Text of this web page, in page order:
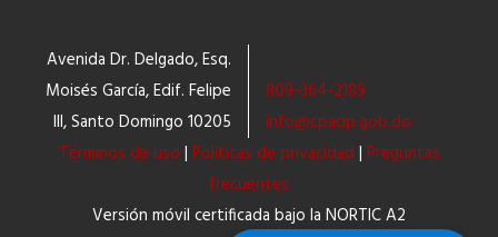
Avenida Dr. Delgado, Esq.
Moisés García, Edif. Felipe
III, Santo Domingo 10205
809-364-2189
info@cpadp.gob.do
Términos de uso | Políticas de privacidad | Preguntas
frecuentes
Versión móvil certificada bajo la NORTIC A2